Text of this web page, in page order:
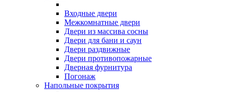
Входные двери
Межкомнатные двери
Двери из массива сосны
Двери для бани и саун
Двери раздвижные
Двери противопожарные
Дверная фурнитура
Погонаж
Напольные покрытия